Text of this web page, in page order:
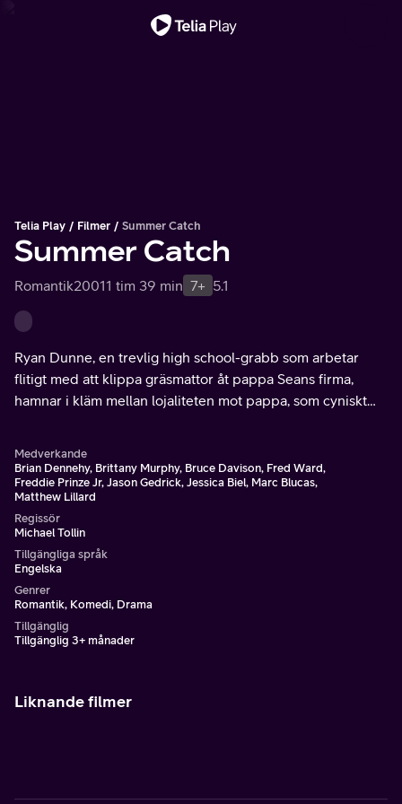
Telia Play Filmer Summer Catch
Summer Catch
Romantik20011 tim 39 min 7+ 5.1
Ryan Dunne, en trevlig high school-grabb som arbetar
flitigt med att klippa gräsmattor åt pappa Seans firma,
hamnar i kläm mellan lojaliteten mot pappa, som cyniskt
för hans bristande ambition.
Medverkande
Brian Dennehy, Brittany Murphy, Bruce Davison, Fred Ward,
Freddie Prinze Jr, Jason Gedrick, Jessica Biel, Marc Blucas,
Matthew Lillard
Regissör
Michael Tollin
Tillgängliga språk
Engelska
Genrer
Romantik, Komedi, Drama
Tillgänglig
Tillgänglig 3+ månader
Liknande filmer